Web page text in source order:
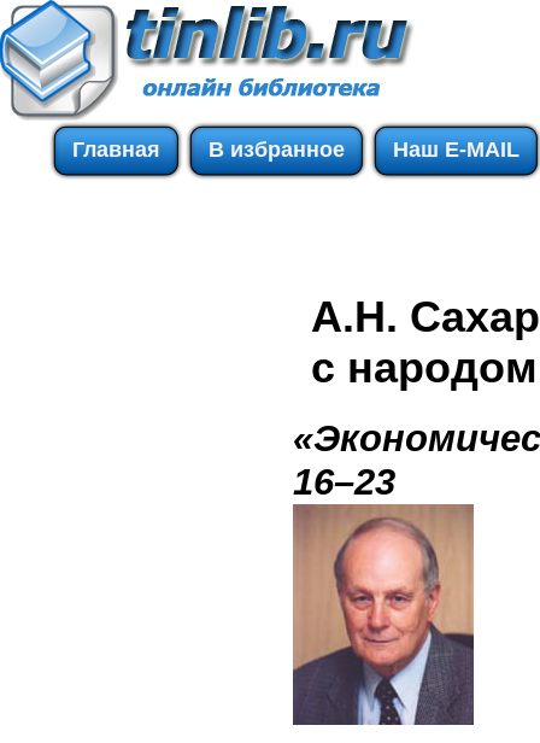
Главная В избранное Наш E-MAIL
А.Н.
с народом
16–23